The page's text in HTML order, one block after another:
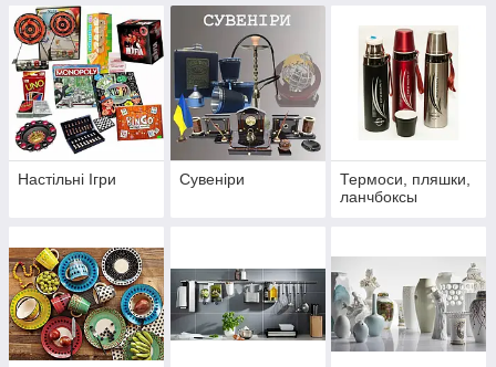
Настільні Ігри Сувеніри
Термоси, пляшки,
ланчбоксы